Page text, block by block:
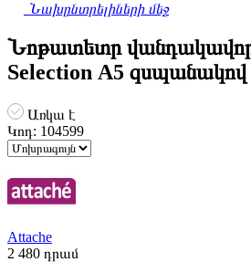
Նախընտրելիների մեջ
Նոթատետր
Selection А5 զսպանակով
Առկա է
Կոդ: 104599
Attache
2 480 դրամ